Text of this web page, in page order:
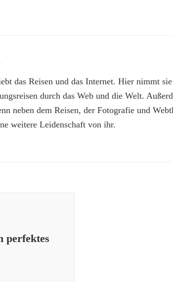
das Reisen und das Internet. Hier nimmt
durch das Web und die Welt.
neben dem Reisen, der Fotografie und
weitere Leidenschaft von ihr.
perfektes